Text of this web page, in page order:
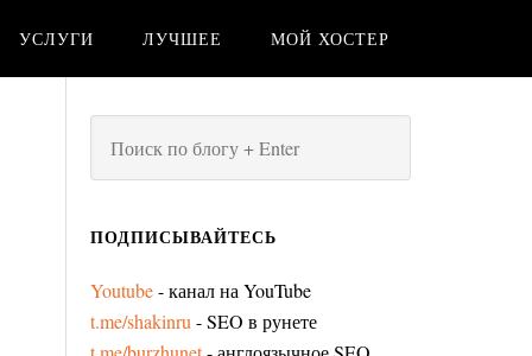
УСЛУГИ ЛУЧШЕЕ МОЙ ХОСТЕР
ПОДПИСЫВАЙТЕСЬ
Youtube- канал на YouTube
t.me/shakinru - SEO в рунете